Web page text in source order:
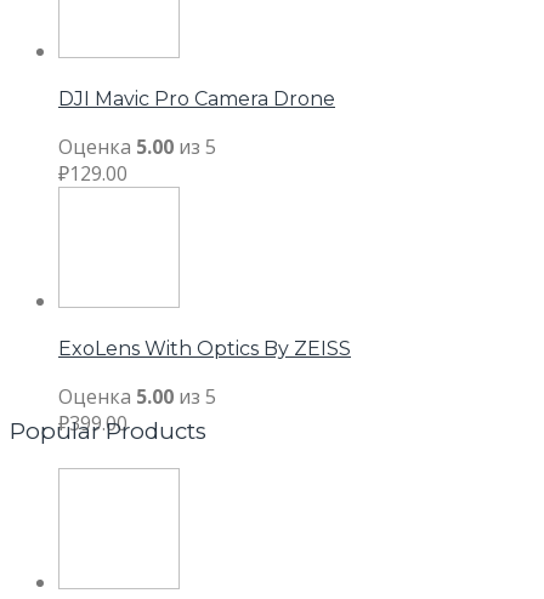
DJI Mavic Pro Camera Drone
Оценка 5.00 из 5
₽129.00
ExoLens With Optics By ZEISS
Оценка 5.00 из 5
₽399.00
Popular Products